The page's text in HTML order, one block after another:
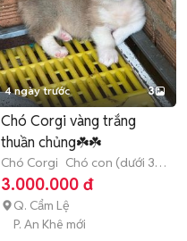
4 ngày trước 3
Chó Corgi vàng trắng
thuần chủng☘️☘️
Chó Corgi Chó con (dưới 3
tháng tuổi)
3.000.000 đ
Q. Cẩm Lệ
P. An Khê mới